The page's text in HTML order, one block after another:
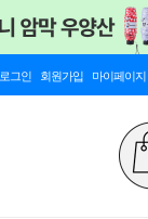
로그인 회원가입 마이페이지